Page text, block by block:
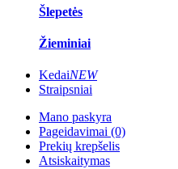
Šlepetės
Žieminiai
KedaiNEW
Straipsniai
Mano paskyra
Pageidavimai (0)
Prekių krepšelis
Atsiskaitymas